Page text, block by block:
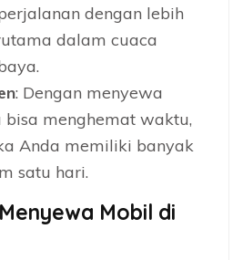
dengan lebih
dalam cuaca
: Dengan menyewa
bisa menghemat waktu,
Anda memiliki banyak
satu hari.
Mobil di